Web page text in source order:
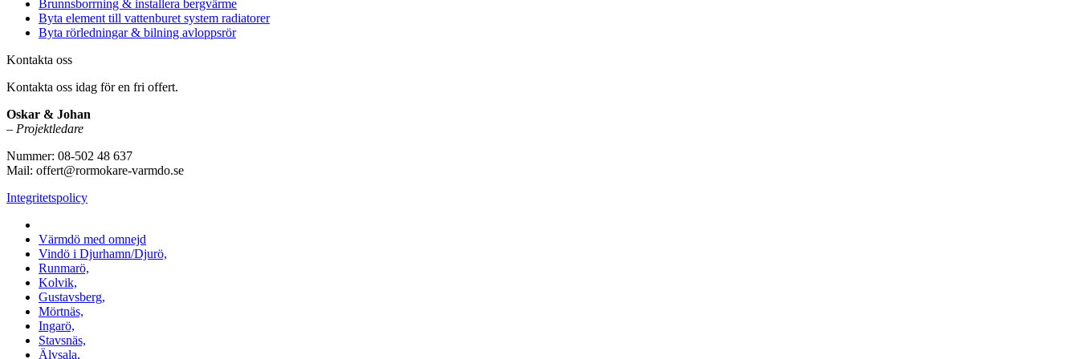
Brunnsborrning & installera bergvärme
Byta element till vattenburet system radiatorer
Byta rörledningar & bilning avloppsrör
Kontakta oss
Kontakta oss idag för en fri offert.
Oskar & Johan
– Projektledare
Nummer: 08-502 48 637
Mail: offert@rormokare-varmdo.se
Integritetspolicy
Värmdö med omnejd
Vindö i Djurhamn/Djurö,
Runmarö,
Kolvik,
Gustavsberg,
Mörtnäs,
Ingarö,
Stavsnäs,
Älvsala,